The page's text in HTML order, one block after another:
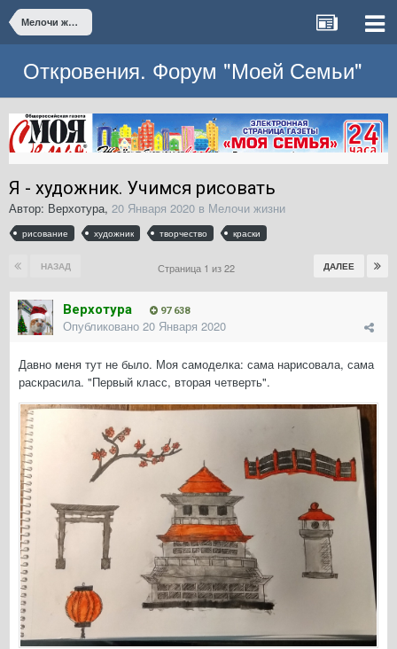
Мелочи жизни
Откровения. Форум "Моей Семьи"
Я - художник. Учимся рисовать
Автор: Верхотура, 20 Января 2020 в Мелочи жизни
рисование художник творчество краски
НАЗАД ДАЛЕЕ
Страница 1 из 22
Верхотура 97 638
Опубликовано 20 Января 2020
Давно меня тут не было. Моя самоделка: сама нарисовала, сама
раскрасила. "Первый класс, вторая четверть".